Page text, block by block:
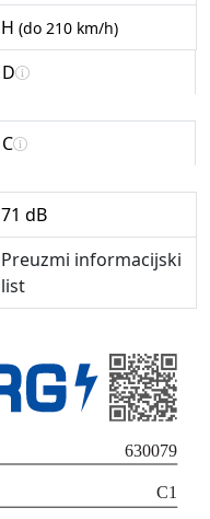
H (do 210 km/h)
D
C
71 dB
Preuzmi informacijski
list